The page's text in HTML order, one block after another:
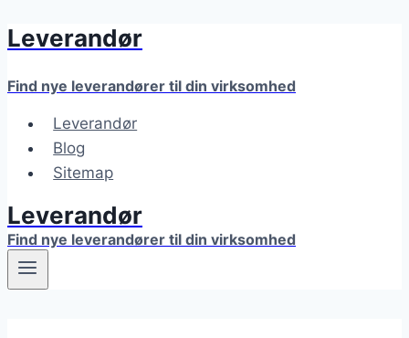
Fortsæt
indhold
Leverandør
Find nye leverandører til din virksomhed
Leverandør
Blog
Sitemap
Leverandør
Find nye leverandører til din virksomhed